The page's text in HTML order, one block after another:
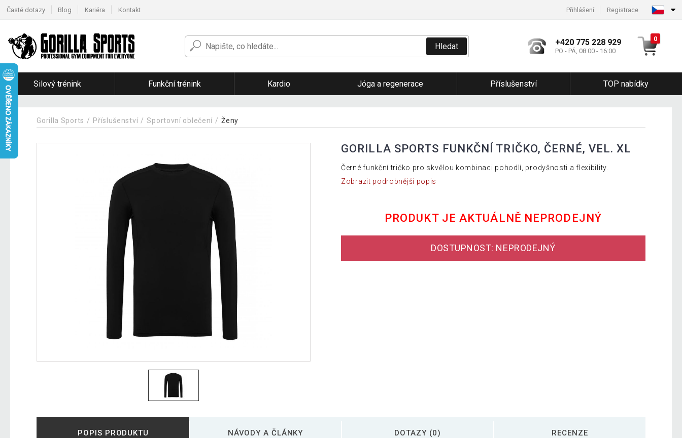
Časté dotazy Blog Kariéra Kontakt Přihlášení Registrace
Hledat +420 775 228 929
PO - PÁ, 08:00 - 16:00
0
Silový trénink Funkční trénink Kardio Jóga a regenerace Příslušenství TOP nabídky
Gorilla Sports Příslušenství Sportovní oblečení Ženy
GORILLA SPORTS FUNKČNÍ TRIČKO, ČERNÉ, VEL. XL
Černé funkční tričko pro skvělou kombinaci pohodlí, prodyšnosti a flexibility.
Zobrazit podrobnější popis
PRODUKT JE AKTUÁLNĚ NEPRODEJNÝ
DOSTUPNOST: NEPRODEJNÝ
POPIS PRODUKTU NÁVODY A ČLÁNKY DOTAZY (0) RECENZE